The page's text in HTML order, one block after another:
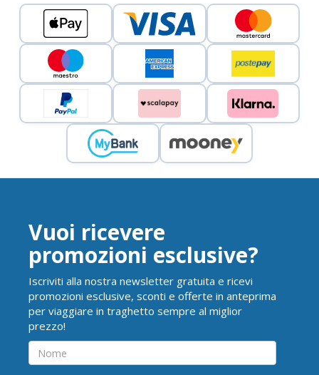
Vuoi ricevere
promozioni esclusive?
Iscriviti alla nostra newsletter gratuita e ricevi
promozioni esclusive, sconti e offerte in anteprima
per viaggiare in traghetto sempre al miglior
prezzo!